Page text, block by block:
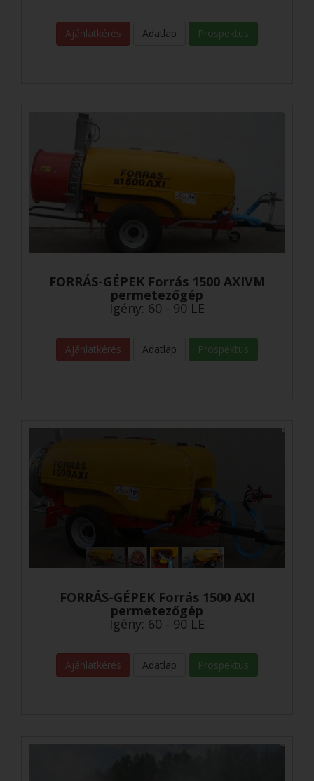
Ajánlatkérés Adatlap Prospektus
FORRÁS-GÉPEK Forrás 1500 AXIVM
permetezőgép
Igény: 60 - 90 LE
Ajánlatkérés Adatlap Prospektus
FORRÁS-GÉPEK Forrás 1500 AXI
permetezőgép
Igény: 60 - 90 LE
Ajánlatkérés Adatlap Prospektus